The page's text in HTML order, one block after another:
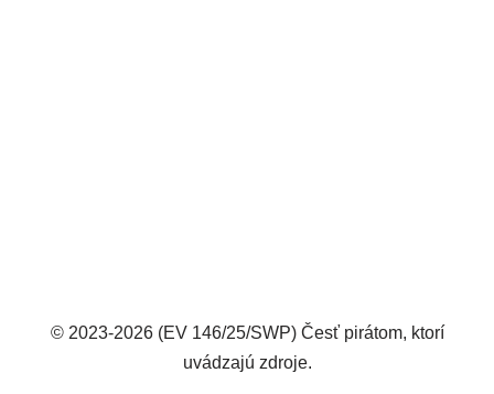
© 2023-2026 (EV 146/25/SWP) Česť pirátom, ktorí
uvádzajú zdroje.